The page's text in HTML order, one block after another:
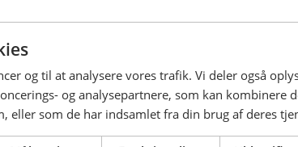
og til at analysere vores trafik. Vi deler også
og analysepartnere, som kan kombinere
eller som de har indsamlet fra din brug af deres